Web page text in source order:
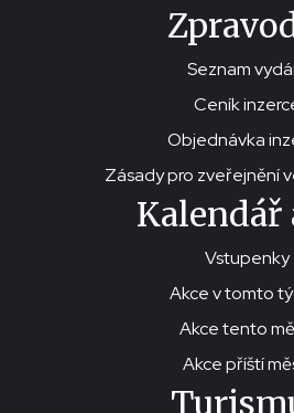
Seznam
Ceník
Objednávka
Zásady pro zveřejnění
Kalendář
Vstupenky
Akce v tomto
Akce tento
Akce příští